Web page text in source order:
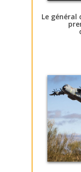
Le général